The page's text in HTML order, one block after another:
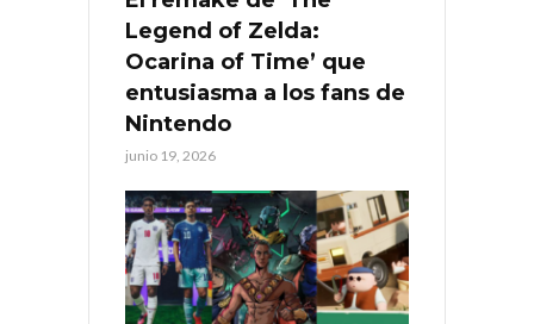
Legend of Zelda:
Ocarina of Time’ que
entusiasma a los fans de
Nintendo
junio 19, 2026